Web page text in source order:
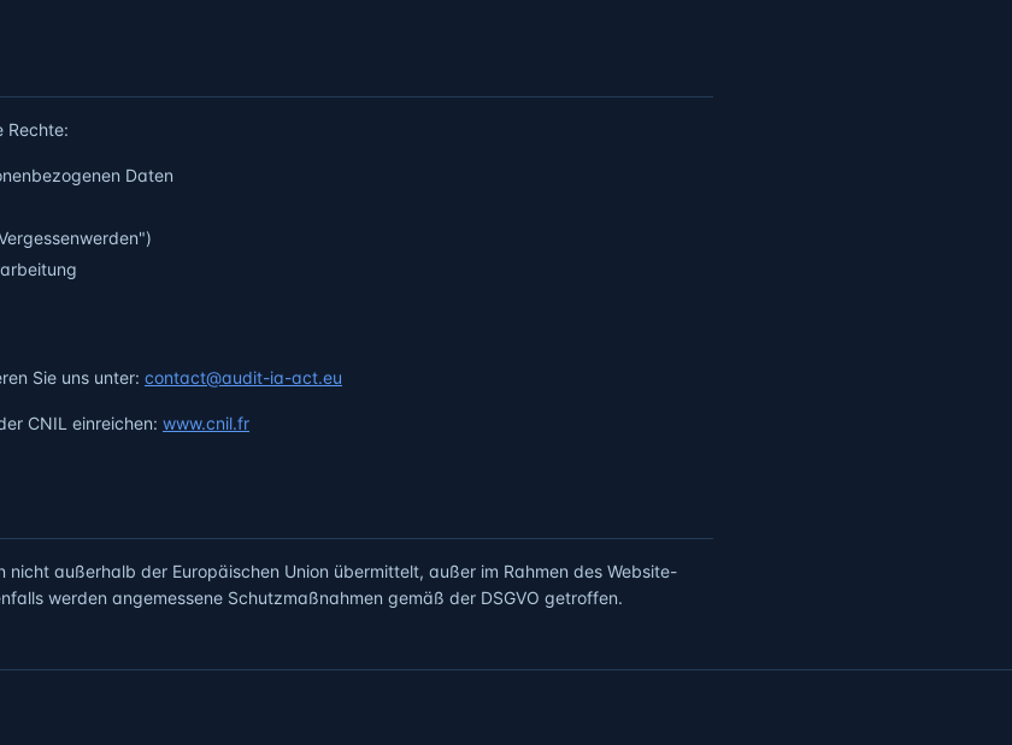
Rechte:
Daten
Sie uns unter: contact@audit-ia-act.eu
CNIL einreichen: www.cnil.fr
nicht außerhalb der Europäischen Union übermittelt, außer im Rahmen des Website-
werden angemessene Schutzmaßnahmen gemäß der DSGVO getroffen.